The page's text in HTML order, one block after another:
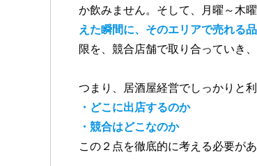
か飲みません。そして、月曜～木
えた瞬間に、そのエリアで売れる
限を、競合店舗で取り合っていき
つまり、居酒屋経営でしっかりと利
・どこに出店するのか
・競合はどこなのか
この２点を徹底的に考える必要があ